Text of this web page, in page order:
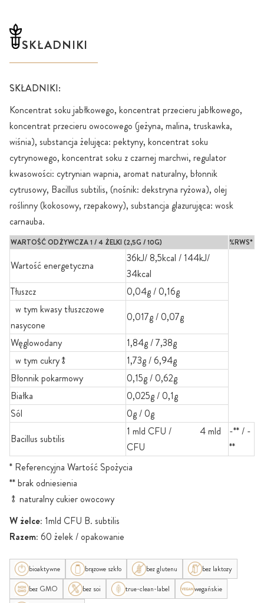
SKŁADNIKI
SKŁADNIKI:
Koncentrat soku jabłkowego, koncentrat przecieru jabłkowego,
koncentrat przecieru owocowego (jeżyna, malina, truskawka,
wiśnia), substancja żelująca: pektyny, koncentrat soku
cytrynowego, koncentrat soku z czarnej marchwi, regulator
kwasowości: cytrynian wapnia, aromat naturalny, błonnik
cytrusowy, Bacillus subtilis, (nośnik: dekstryna ryżowa), olej
roślinny (kokosowy, rzepakowy), substancja glazurująca: wosk
carnauba.
WARTOŚĆ ODŻYWCZA 1 / 4 ŻELKI (2,5G / 10G) %RWS*
Wartość energetyczna
36kJ/ 8,5kcal / 144kJ/
34kcal
Tłuszcz
0,04g / 0,16g
w tym kwasy tłuszczowe
nasycone
0,017g / 0,07g
Węglowodany
1,84g / 7,38g
w tym cukry⥉
1,73g / 6,94g
Błonnik pokarmowy
0,15g / 0,62g
Białka
0,025g / 0,1g
Sól
0g / 0g
Bacillus subtilis
1 mld CFU / 4 mld
CFU
-** / -
**
* Referencyjna Wartość Spożycia
** brak odniesienia
⥉ naturalny cukier owocowy
W żelce: 1mld CFU B. subtilis
Razem: 60 żelek / opakowanie
bioaktywne brązowe szkło bez glutenu
bez laktozy
bez GMO
bez soi true-clean-label
wegańskie